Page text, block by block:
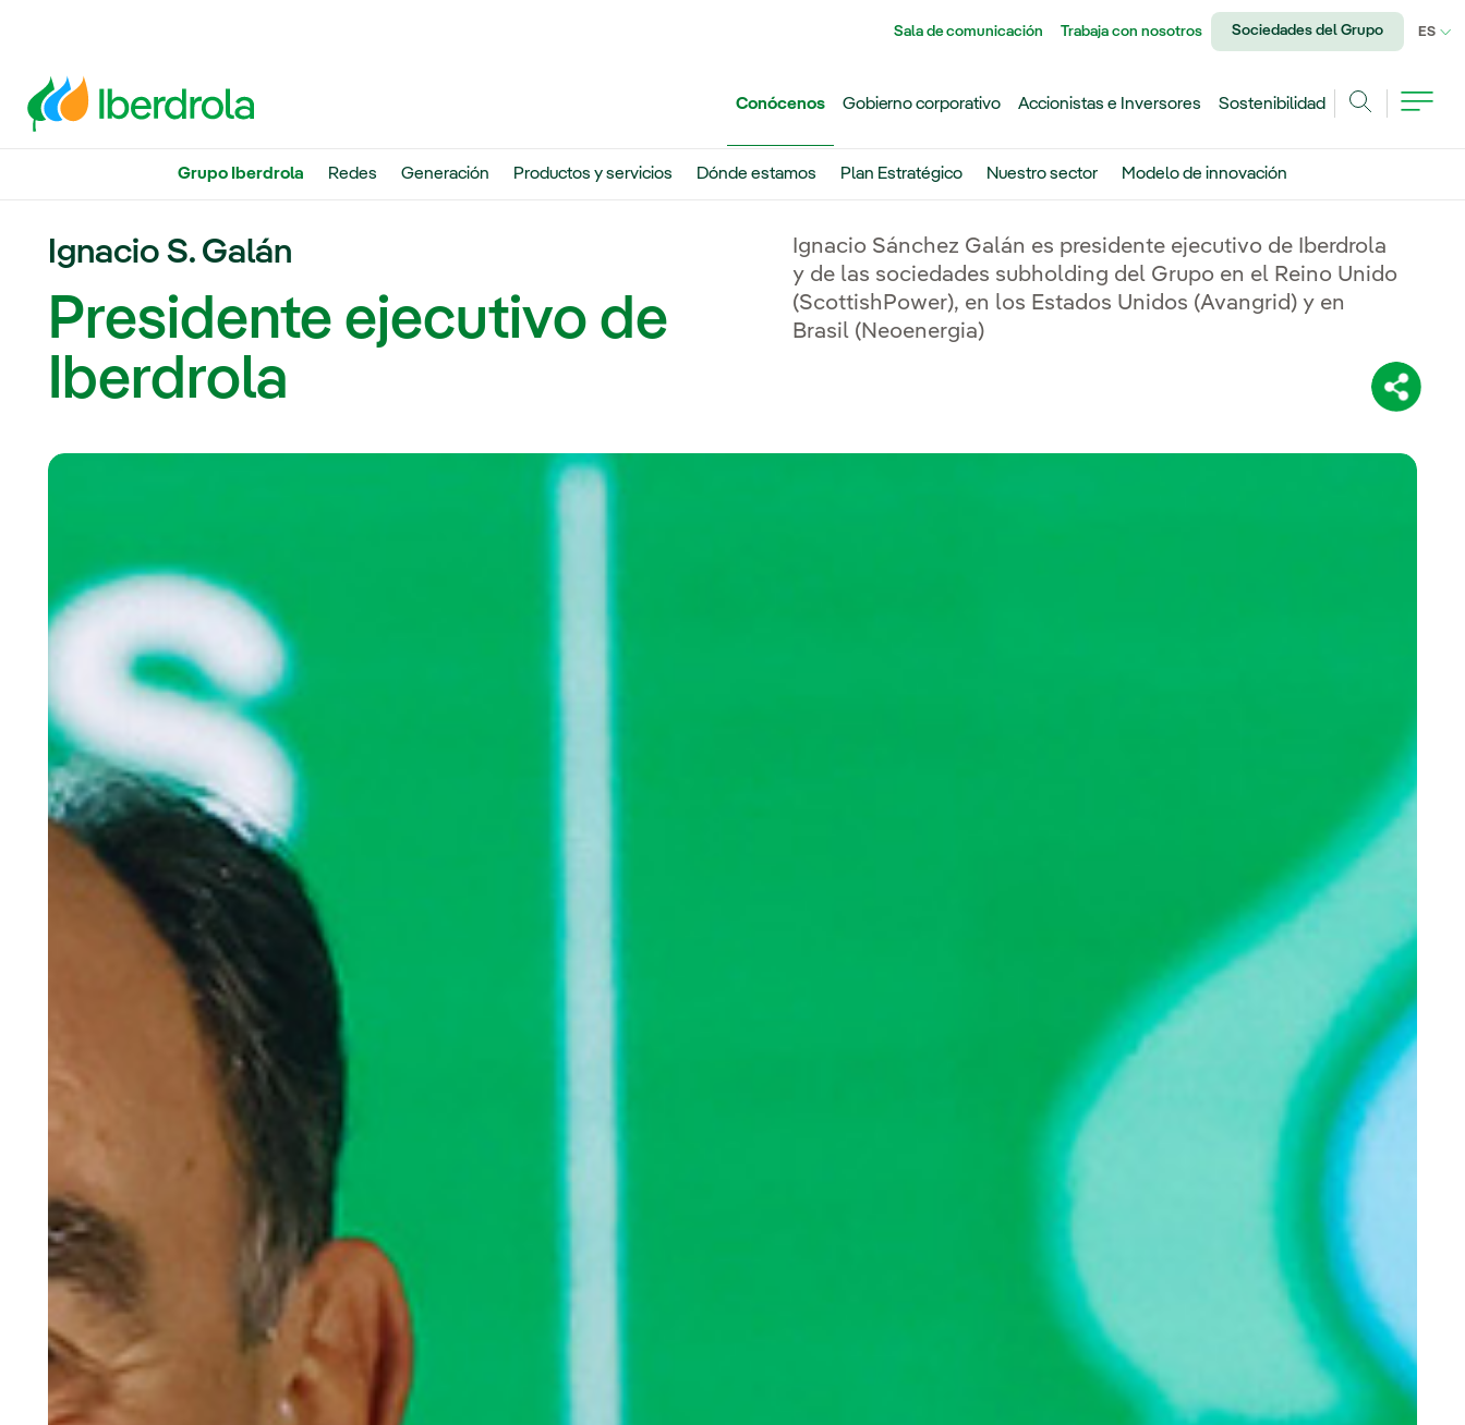
Sala de comunicación Trabaja con nosotros Sociedades del Grupo ES
Conócenos Gobierno corporativo Accionistas e Inversores
Sostenibilidad
Grupo Iberdrola Redes Generación Productos y servicios Dónde estamos Plan Estratégico Nuestro sector Modelo de innovación
Ignacio S. Galán
Presidente ejecutivo de
Iberdrola
Ignacio Sánchez Galán es presidente ejecutivo de Iberdrola
y de las sociedades subholding del Grupo en el Reino Unido
(ScottishPower), en los Estados Unidos (Avangrid) y en
Brasil (Neoenergia)